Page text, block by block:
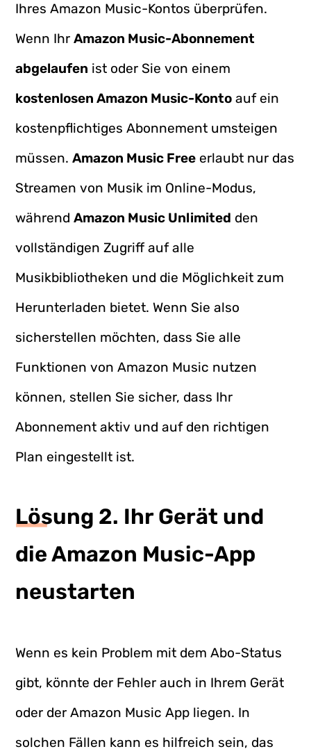
Ihres Amazon Music-Kontos überprüfen.
Wenn IhrAmazon Music-Abonnement
abgelaufen ist oder Sie von einem
kostenlosen Amazon Music-Konto auf ein
kostenpflichtiges Abonnement umsteigen
müssen.Amazon Music Free erlaubt nur das
Streamen von Musik im Online-Modus,
währendAmazon Music Unlimited den
vollständigen Zugriff auf alle
Musikbibliotheken und die Möglichkeit zum
Herunterladen bietet. Wenn Sie also
sicherstellen möchten, dass Sie alle
Funktionen von Amazon Music nutzen
können, stellen Sie sicher, dass Ihr
Abonnement aktiv und auf den richtigen
Plan eingestellt ist.
Lösung 2. Ihr Gerät und
die Amazon Music-App
neustarten
Wenn es kein Problem mit dem Abo-Status
gibt, könnte der Fehler auch in Ihrem Gerät
oder der Amazon Music App liegen. In
solchen Fällen kann es hilfreich sein, das